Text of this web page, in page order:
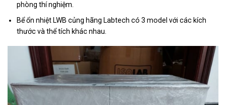
phòng thí nghiệm.
Bể ổn nhiệt LWB củng hãng Labtech có 3 model với các kích
thước và thể tích khác nhau.